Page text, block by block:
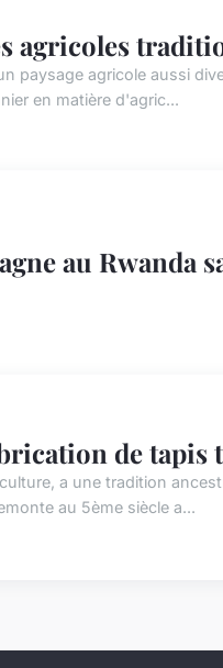
agricoles
paysage agricole aussi
en matière d'agric...
au Rwanda
de
a une tradition
au 5ème siècle a...